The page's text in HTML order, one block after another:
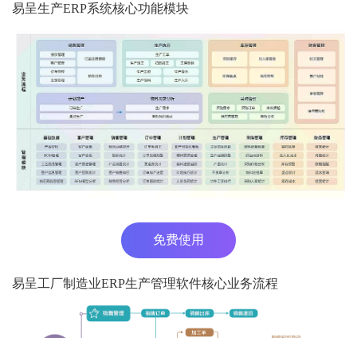
易呈生产ERP系统核心功能模块
免费使用
易呈工厂制造业ERP生产管理软件核心业务流程